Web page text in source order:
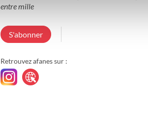
entre mille
S'abonner
Retrouvez afanes sur :